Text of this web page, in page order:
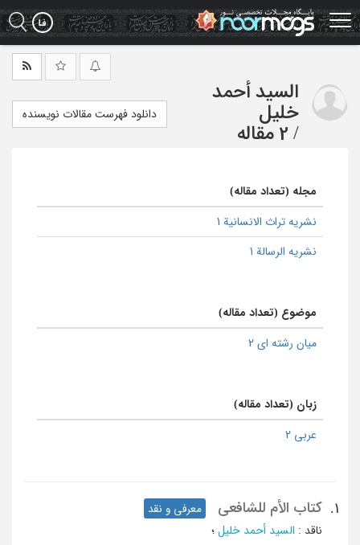
Skip
to
main
السید أحمد
خلیل
/ 2 مقاله
دانلود فهرست مقالات نویسنده
مجله (تعداد مقاله)
نشریه تراث الانسانیة 1
نشریه الرسالة 1
موضوع (تعداد مقاله)
میان رشته ای 2
زبان (تعداد مقاله)
عربی 2
1. کتاب الأم للشافعی
معرفی و نقد
ناقد : السید أحمد خلیل ؛